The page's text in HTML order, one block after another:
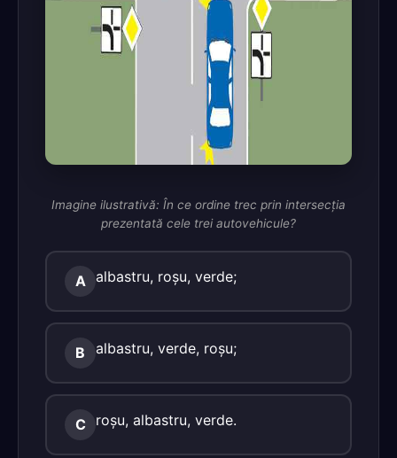
Imagine ilustrativă: În ce ordine trec prin intersecţia
prezentată cele trei autovehicule?
A albastru, roşu, verde;
B albastru, verde, roşu;
C roşu, albastru, verde.